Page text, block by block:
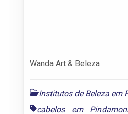
Wanda Art & Beleza
Institutos de Beleza em
cabelos em